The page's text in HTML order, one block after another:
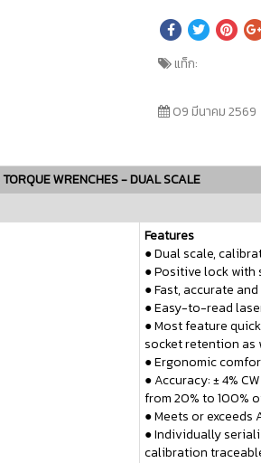
แท็ก:
09 มีนาคม 2569
TORQUE WRENCHES - DUAL SCALE
Features
●Dual scale,
●Positive lock with
●Fast, accurate
●Easy-to-read
●Most feature
socket retention as
●Ergonomic
●Accuracy: ± 4%
from 20% to 100%
●Meets or exceeds
●Individually
calibration